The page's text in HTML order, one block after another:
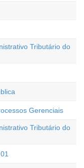
Tributário do
Gerenciais
Tributário do